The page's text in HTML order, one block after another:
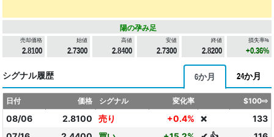
陽の孕み足
売却価格
2.8100
始値
2.7300
高値
2.8400
安値
2.7300
終値
2.8200
損失率%
+0.36%
シグナル履歴 6か月 24か月
日付 価格 シグナル 変化率 $100⇨
08/06 2.8100 売り +0.4% ❌
133